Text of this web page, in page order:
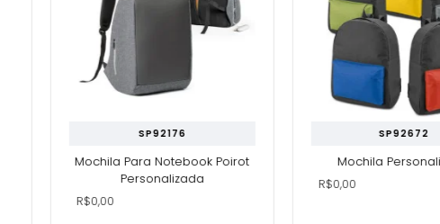
SP92176
Mochila Para Notebook Poirot
Personalizada
R$0,00
SP92672
Mochila Personalizada
R$0,00